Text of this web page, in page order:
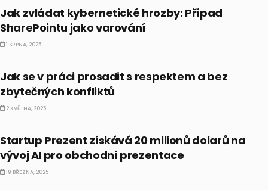
Jak zvládat kybernetické hrozby: Případ
SharePointu jako varování
1 SRPNA, 2025
Jak se v práci prosadit s respektem a bez
zbytečných konfliktů
2 KVĚTNA, 2025
Startup Prezent získává 20 milionů dolarů na
vývoj AI pro obchodní prezentace
19 BŘEZNA, 2025